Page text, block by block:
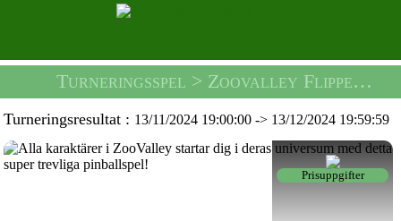
Turneringsspel > Zoovalley Flipperspelsturnering -
Turneringsresultat : 13/11/2024 19:00:00 -> 13/12/2024 19:59:59
Prisuppgifter